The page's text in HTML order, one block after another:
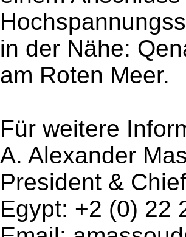
in der Nähe:
am Roten Meer.
Für weitere
A. Alexander
President &
Egypt: +2 (0) 22